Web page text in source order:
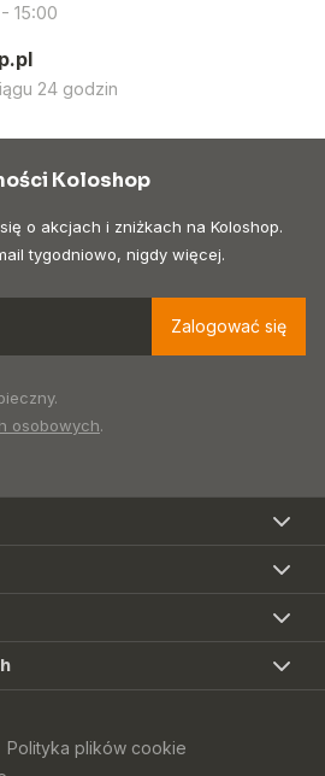
15:00
24 godzin
Koloshop
o akcjach i zniżkach na Koloshop.
tygodniowo, nigdy więcej.
Zalogować się
osobowych.
Polityka plików cookie